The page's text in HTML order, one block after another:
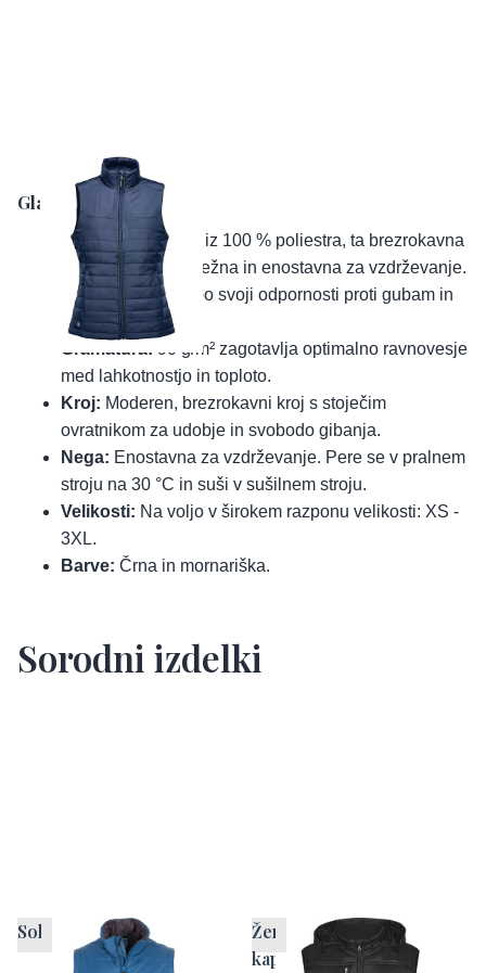
Glavne značilnosti:
Material:
Izdelana iz 100 % poliestra, ta brezrokavna
jopica je lahka, trpežna in enostavna za vzdrževanje.
Poliester je znan po svoji odpornosti proti gubam in
hitrem sušenju.
Gramatura: 90 g/m² zagotavlja optimalno ravnovesje
med lahkotnostjo in toploto.
Kroj: Moderen, brezrokavni kroj s stoječim
ovratnikom za udobje in svobodo gibanja.
Nega: Enostavna za vzdrževanje. Pere se v pralnem
stroju na 30 °C in suši v sušilnem stroju.
Velikosti: Na voljo v širokem razponu velikosti: XS -
3XL.
Barve: Črna in mornariška.
Sorodni izdelki
Sols brezrokavnik
Ženski brezrokavnik s
kapuco HRM